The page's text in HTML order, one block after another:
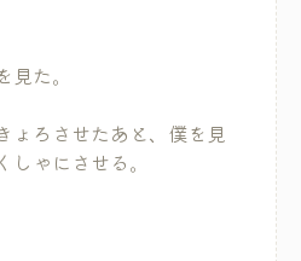
た。
ょろさせたあと、僕を見
ゃにさせる。